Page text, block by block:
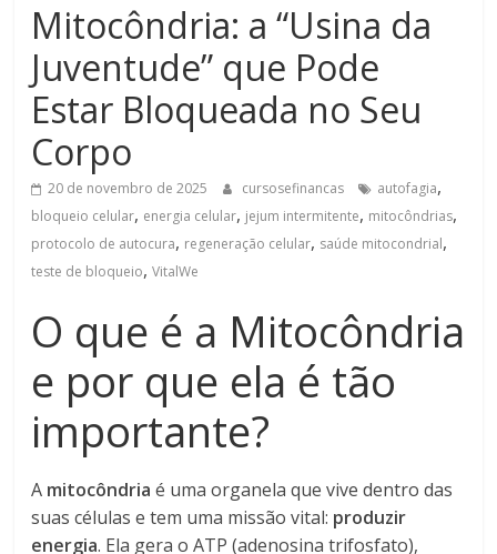
Mitocôndria: a “Usina da
Juventude” que Pode
Estar Bloqueada no Seu
Corpo
20 de novembro de 2025 cursosefinancas autofagia,
bloqueio celular, energia celular, jejum intermitente, mitocôndrias,
protocolo de autocura, regeneração celular, saúde mitocondrial,
teste de bloqueio,VitalWe
O que é a Mitocôndria
e por que ela é tão
importante?
A mitocôndria é uma organela que vive dentro das
suas células e tem uma missão vital: produzir
energia. Ela gera o ATP (adenosina trifosfato),